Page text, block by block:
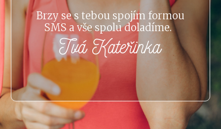
Brzy se s tebou spojím formou
SMS a vše spolu doladíme.
Tvá Kateřinka